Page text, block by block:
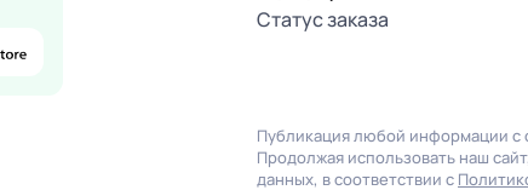
Статус заказа
Публикация любой информации с
Продолжая использовать наш
данных, в соответствии с